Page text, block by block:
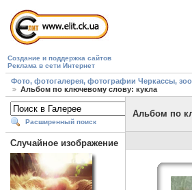
Создание и поддержка сайтов
Реклама в сети Интернет
Фото, фотогалерея, фотографии Черкассы,
Альбом по ключевому слову: кукла
Расширенный поиск
Случайное изображение
Альбом по